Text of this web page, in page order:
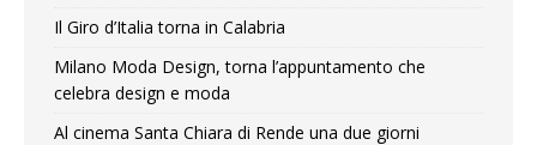
Il Giro d’Italia torna in Calabria
Milano Moda Design, torna l’appuntamento che
celebra design e moda
Al cinema Santa Chiara di Rende una due giorni